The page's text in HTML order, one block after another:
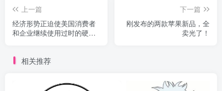
上一篇
经济形势正迫使美国消费者
和企业继续使用过时的硬件
下一篇
刚发布的两款苹果新品，全
卖光了！
相关推荐